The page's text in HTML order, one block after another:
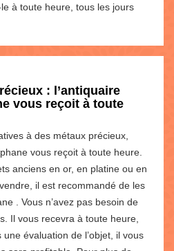
à toute heure, tous les jours
: l’antiquaire
vous reçoit à toute
à des métaux précieux,
vous reçoit à toute heure.
anciens en or, en platine ou en
il est recommandé de les
. Vous n’avez pas besoin de
Il vous recevra à toute heure,
évaluation de l’objet, il vous